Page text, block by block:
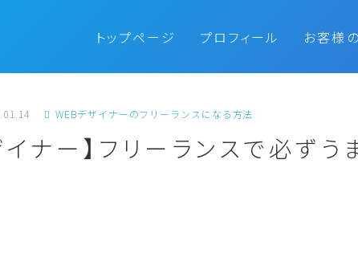
トップページ プロフィール お客様
WEBデザイナーのフリーランスになる方法
イナー】フリーランスで必ずう